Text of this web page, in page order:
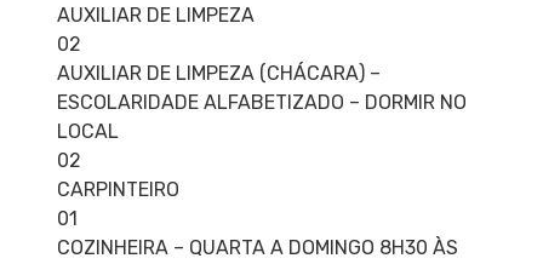
AUXILIAR DE LIMPEZA
02
AUXILIAR DE LIMPEZA (CHÁCARA) –
ESCOLARIDADE ALFABETIZADO – DORMIR NO
LOCAL
02
CARPINTEIRO
01
COZINHEIRA – QUARTA A DOMINGO 8H30 ÀS